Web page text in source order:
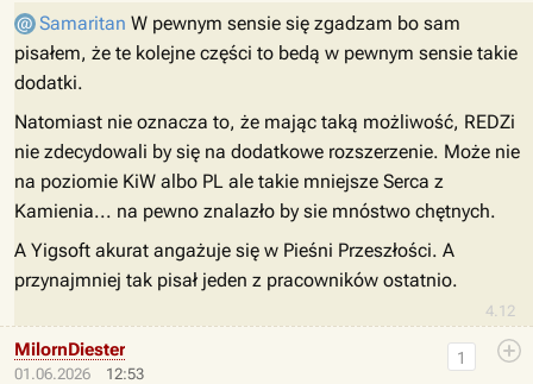
4.12
Samaritan W pewnym sensie się zgadzam bo sam
pisałem, że te kolejne części to bedą w pewnym sensie takie
dodatki.
Natomiast nie oznacza to, że mając taką możliwość, REDZi
nie zdecydowali by się na dodatkowe rozszerzenie. Może nie
na poziomie KiW albo PL ale takie mniejsze Serca z
Kamienia... na pewno znalazło by sie mnóstwo chętnych.
A Yigsoft akurat angażuje się w Pieśni Przeszłości. A
przynajmniej tak pisał jeden z pracowników ostatnio.
01.06.2026 12:53
1
MilornDiester